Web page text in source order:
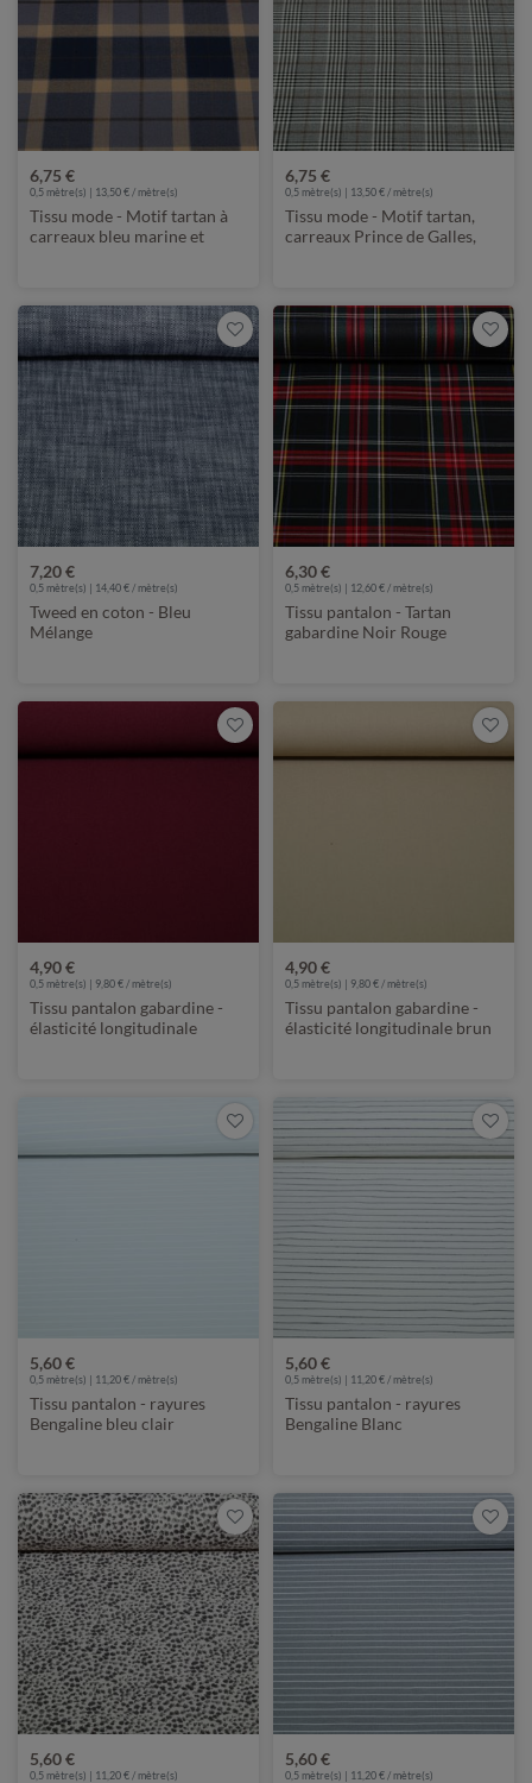
6,75 €
0,5 mètre(s) | 13,50 € / mètre(s)
Tissu mode - Motif tartan à
carreaux bleu marine et
6,75 €
0,5 mètre(s) | 13,50 € / mètre(s)
Tissu mode - Motif tartan,
carreaux Prince de Galles,
7,20 €
0,5 mètre(s) | 14,40 € / mètre(s)
Tweed en coton - Bleu
Mélange
6,30 €
0,5 mètre(s) | 12,60 € / mètre(s)
Tissu pantalon - Tartan
gabardine Noir Rouge
4,90 €
0,5 mètre(s) | 9,80 € / mètre(s)
Tissu pantalon gabardine -
élasticité longitudinale
4,90 €
0,5 mètre(s) | 9,80 € / mètre(s)
Tissu pantalon gabardine -
élasticité longitudinale brun
5,60 €
0,5 mètre(s) | 11,20 € / mètre(s)
Tissu pantalon - rayures
Bengaline bleu clair
5,60 €
0,5 mètre(s) | 11,20 € / mètre(s)
Tissu pantalon - rayures
Bengaline Blanc
5,60 €
0,5 mètre(s) | 11,20 € / mètre(s)
5,60 €
0,5 mètre(s) | 11,20 € / mètre(s)